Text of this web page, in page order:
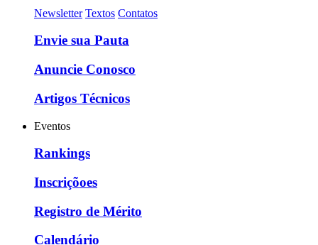
Newsletter Textos Contatos
Envie sua Pauta
Anuncie Conosco
Artigos Técnicos
Eventos
Rankings
Inscriçõoes
Registro de Mérito
Calendário